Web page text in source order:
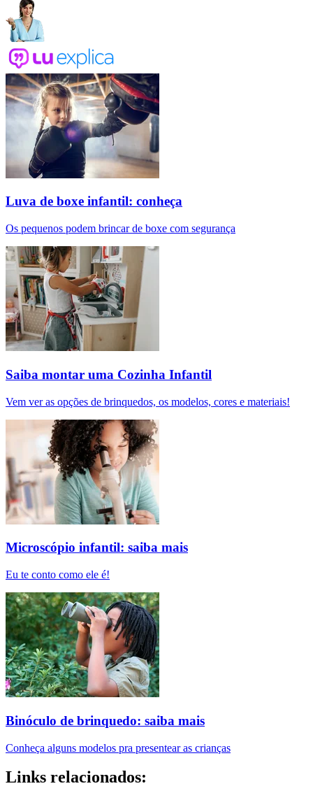
Luva de boxe infantil: conheça
Os pequenos podem brincar de boxe com segurança
Saiba montar uma Cozinha Infantil
Vem ver as opções de brinquedos, os modelos, cores e materiais!
Microscópio infantil: saiba mais
Eu te conto como ele é!
Binóculo de brinquedo: saiba mais
Conheça alguns modelos pra presentear as crianças
Links relacionados: